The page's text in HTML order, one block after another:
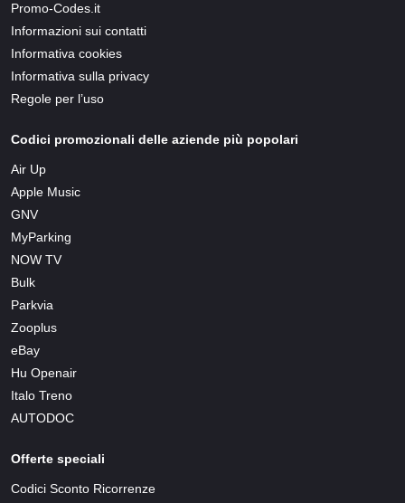
Promo-Codes.it
Informazioni sui contatti
Informativa cookies
Informativa sulla privacy
Regole per l’uso
Codici promozionali delle aziende più popolari
Air Up
Apple Music
GNV
MyParking
NOW TV
Bulk
Parkvia
Zooplus
eBay
Hu Openair
Italo Treno
AUTODOC
Offerte speciali
Codici Sconto Ricorrenze